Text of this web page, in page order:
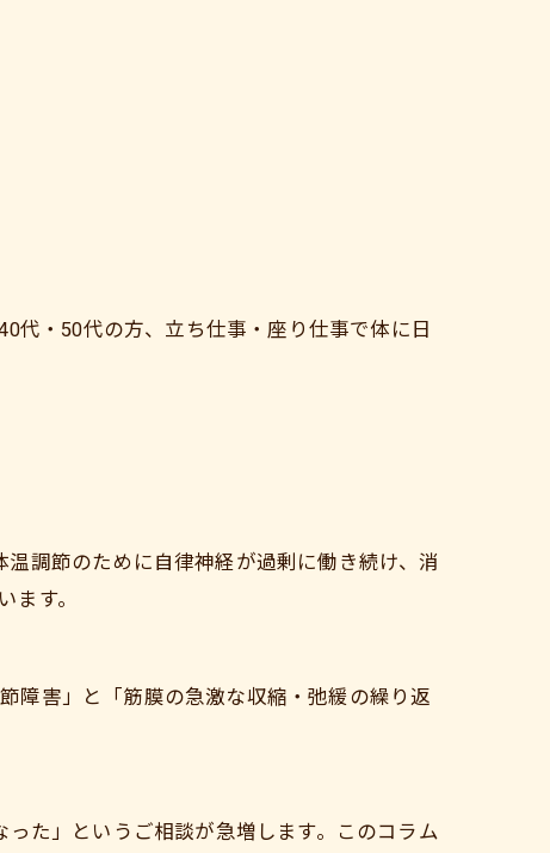
代・50代の方、立ち仕事・座り仕事で体に日
調節のために自律神経が過剰に働き続け、消
ます。
障害」と「筋膜の急激な収縮・弛緩の繰り返
た」というご相談が急増します。このコラム